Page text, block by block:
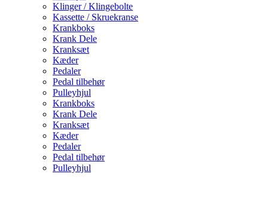
Klinger / Klingebolte
Kassette / Skruekranse
Krankboks
Krank Dele
Kranksæt
Kæder
Pedaler
Pedal tilbehør
Pulleyhjul
Krankboks
Krank Dele
Kranksæt
Kæder
Pedaler
Pedal tilbehør
Pulleyhjul